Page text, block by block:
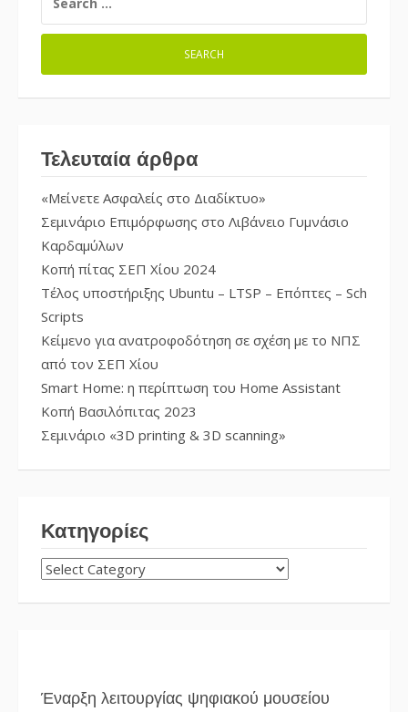
FOR:
Τελευταία άρθρα
«Μείνετε Ασφαλείς στο Διαδίκτυο»
Σεμινάριο Επιμόρφωσης στο Λιβάνειο Γυμνάσιο
Καρδαμύλων
Κοπή πίτας ΣΕΠ Χίου 2024
Τέλος υποστήριξης Ubuntu – LTSP – Επόπτες – Sch
Scripts
Κείμενο για ανατροφοδότηση σε σχέση με το ΝΠΣ
από τον ΣΕΠ Χίου
Smart Home: η περίπτωση του Home Assistant
Κοπή Βασιλόπιτας 2023
Σεμινάριο «3D printing & 3D scanning»
Κατηγορίες
ΚΑΤΗΓΟΡΊΕΣ
Έναρξη λειτουργίας ψηφιακού μουσείου